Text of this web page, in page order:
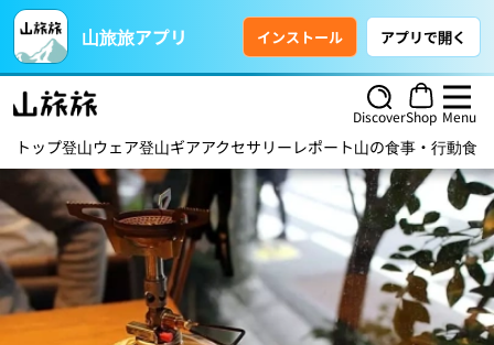
山旅旅アプリ インストール アプリで開く
DiscoverShop Menu
トップ登山ウェア登山ギアアクセサリー レポート山の食事・行動食